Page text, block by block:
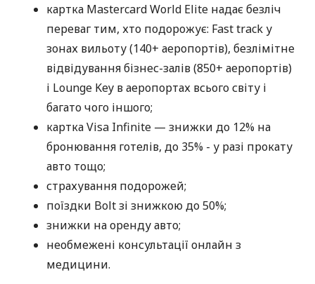
картка Mastercard World Elite надає безліч
переваг тим, хто подорожує: Fast track у
зонах вильоту (140+ аеропортів), безлімітне
відвідування бізнес-залів (850+ аеропортів)
і Lounge Key в аеропортах всього світу і
багато чого іншого;
картка Visa Infinite — знижки до 12% на
бронювання готелів, до 35% - у разі прокату
авто тощо;
страхування подорожей;
поїздки Bolt зі знижкою до 50%;
знижки на оренду авто;
необмежені консультації онлайн з
медицини.